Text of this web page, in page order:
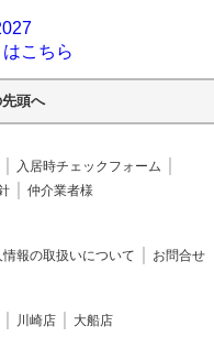
こちら
頭へ
入居時チェックフォーム
仲介業者様
情報の取扱いについて お問合せ
川崎店 大船店